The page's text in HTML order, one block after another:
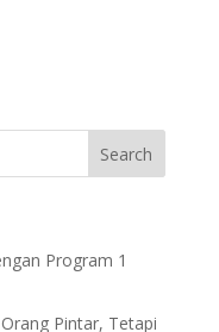
Program 1
Pintar, Tetapi